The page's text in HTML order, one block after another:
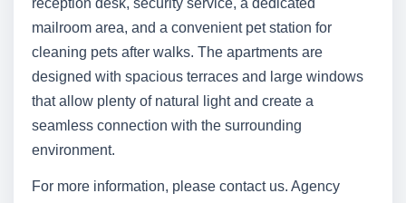
reception desk, security service, a dedicated
mailroom area, and a convenient pet station for
cleaning pets after walks. The apartments are
designed with spacious terraces and large windows
that allow plenty of natural light and create a
seamless connection with the surrounding
environment.
For more information, please contact us. Agency